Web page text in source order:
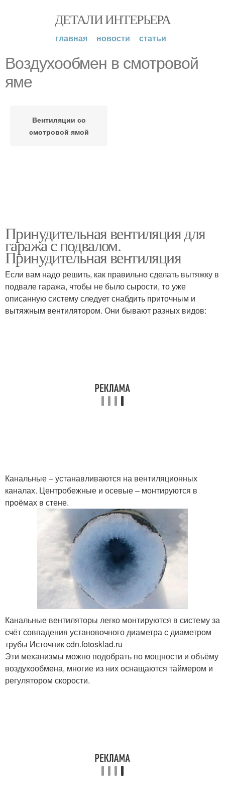
ДЕТАЛИ ИНТЕРЬЕРА
главная новости статьи
Воздухообмен в смотровой
яме
Вентиляции со
смотровой ямой
Принудительная вентиляция для
гаража с подвалом.
Принудительная вентиляция
Если вам надо решить, как правильно сделать вытяжку в
подвале гаража, чтобы не было сырости, то уже
описанную систему следует снабдить приточным и
вытяжным вентилятором. Они бывают разных видов:
Канальные – устанавливаются на вентиляционных
каналах. Центробежные и осевые – монтируются в
проёмах в стене.
Канальные вентиляторы легко монтируются в систему за
счёт совпадения установочного диаметра с диаметром
трубы Источник cdn.fotosklad.ru
Эти механизмы можно подобрать по мощности и объёму
воздухообмена, многие из них оснащаются таймером и
регулятором скорости.